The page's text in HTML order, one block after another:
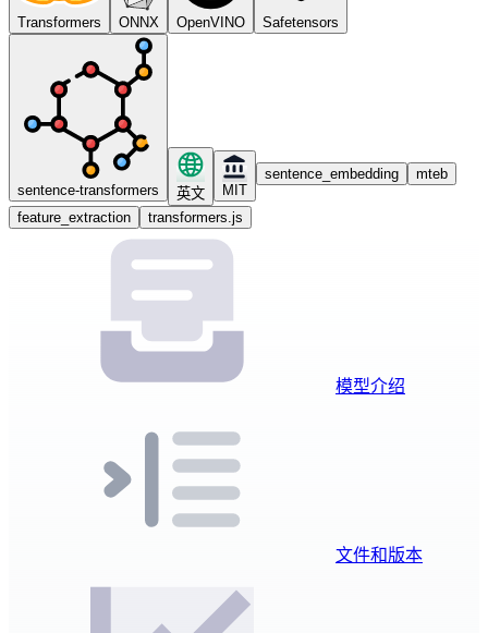
Transformers ONNX OpenVINO Safetensors
sentence-transformers 英文 MIT
sentence_embedding mteb
feature_extraction transformers.js
模型介绍
文件和版本